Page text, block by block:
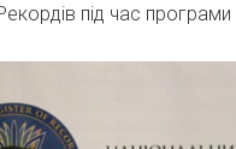
під час програми